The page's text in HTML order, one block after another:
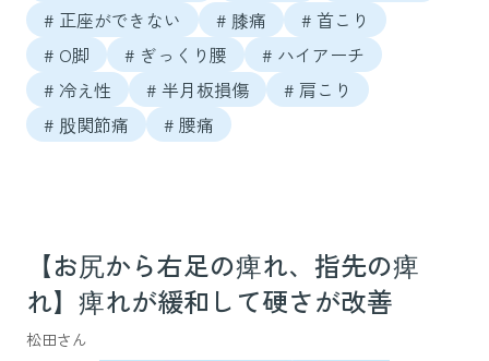
# 正座ができない
# 膝痛
# 首こり
# O脚
# ぎっくり腰
# ハイアーチ
# 冷え性
# 半月板損傷
# 肩こり
# 股関節痛
# 腰痛
【お尻から右足の痺れ、指先の痺
れ】痺れが緩和して硬さが改善
松田さん